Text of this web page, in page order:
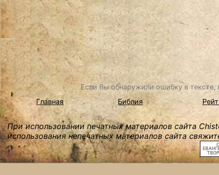
Если Вы обнаружили ошибку в
Главная
Библия
При использовании печатных материалов сайта
использования непечатных материалов сайта